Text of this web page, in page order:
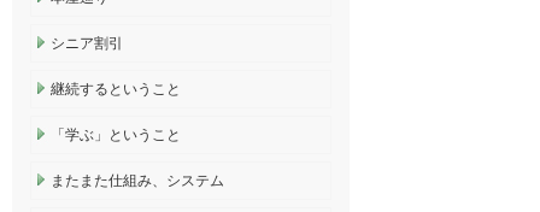
シニア割引
継続するということ
「学ぶ」ということ
またまた仕組み、システム